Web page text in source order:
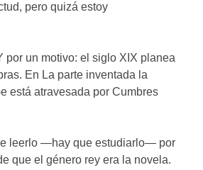
pero quizá estoy
por un motivo: el siglo XIX planea
En La parte inventada la
está atravesada por Cumbres
leerlo —hay que estudiarlo— por
que el género rey era la novela.